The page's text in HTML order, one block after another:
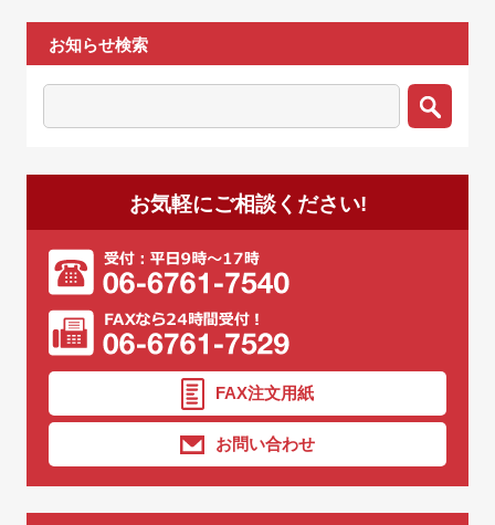
お知らせ検索
お気軽にご相談ください!
FAX注文用紙
お問い合わせ